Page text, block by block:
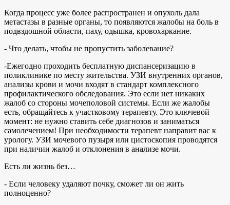
Когда процесс уже более распространен и опухоль дала
метастазы в разные органы, то появляются жалобы на боль в
подвздошной области, паху, одышка, кровохаркание.
- Что делать, чтобы не пропустить заболевание?
-Ежегодно проходить бесплатную диспансеризацию в
поликлинике по месту жительства. УЗИ внутренних органов,
анализы крови и мочи входят в стандарт комплексного
профилактического обследования. Это если нет никаких
жалоб со стороны мочеполовой системы. Если же жалобы
есть, обращайтесь к участковому терапевту. Это ключевой
момент: не нужно ставить себе диагнозов и заниматься
самолечением! При необходимости терапевт направит вас к
урологу. УЗИ мочевого пузыря или цистоскопия проводятся
при наличии жалоб и отклонения в анализе мочи.
Есть ли жизнь без…
- Если человеку удаляют почку, сможет ли он жить
полноценно?